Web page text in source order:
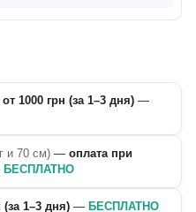
от 1000 грн (за 1–3 дня) —
и 70 см) — оплата при
БЕСПЛАТНО
(за 1–3 дня) — БЕСПЛАТНО